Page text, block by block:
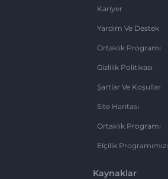
Kariyer
Yardım Ve Destek
Ortaklık Programı
Gizlilik Politikası
Şartlar Ve Koşullar
Site Haritası
Ortaklık Programı
Elçilik Programımızı
Kaynaklar